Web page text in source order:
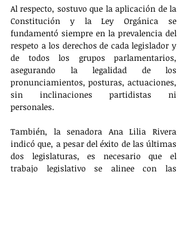
Al respecto, sostuvo que la aplicación de la
Constitución y la Ley Orgánica se
fundamentó siempre en la prevalencia del
respeto a los derechos de cada legislador y
de todos los grupos parlamentarios,
asegurando la legalidad de los
pronunciamientos, posturas, actuaciones,
sin inclinaciones partidistas ni
personales.
También, la senadora Ana Lilia Rivera
indicó que, a pesar del éxito de las últimas
dos legislaturas, es necesario que el
trabajo legislativo se alinee con las